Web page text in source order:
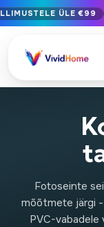
Tasuta
12+ aastat käsitööd
ÜLE €99
Fotoseinte
mõõtmete järgi
PVC-vabadele